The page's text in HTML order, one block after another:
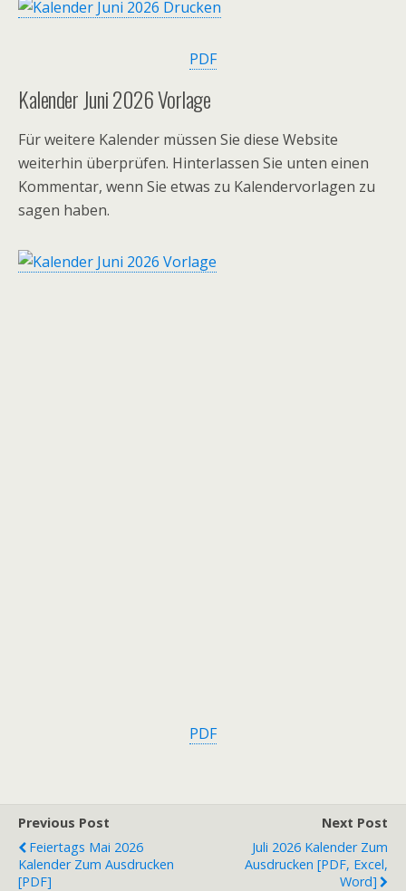
PDF
Kalender Juni 2026 Vorlage
Für weitere Kalender müssen Sie diese Website
weiterhin überprüfen. Hinterlassen Sie unten einen
Kommentar, wenn Sie etwas zu Kalendervorlagen zu
sagen haben.
PDF
Previous Post
Feiertags Mai 2026
Kalender Zum Ausdrucken
[PDF]
Next Post
Juli 2026 Kalender Zum
Ausdrucken [PDF, Excel,
Word]